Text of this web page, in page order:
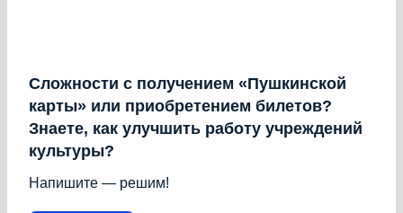
Сложности с получением «Пушкинской
карты» или приобретением билетов?
Знаете, как улучшить работу учреждений
культуры?
Напишите — решим!